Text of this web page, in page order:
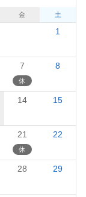
金 土
1
7 8
14 15
21 22
28 29